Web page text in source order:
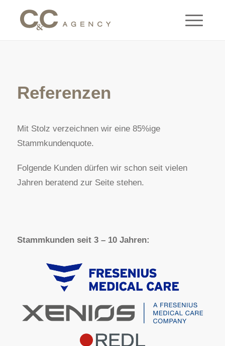
Referenzen
Mit Stolz verzeichnen wir eine 85%ige
Stammkundenquote.
Folgende Kunden dürfen wir schon seit vielen
Jahren beratend zur Seite stehen.
Stammkunden seit 3 – 10 Jahren: